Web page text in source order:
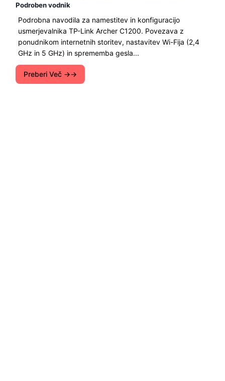
Podroben vodnik
Podrobna navodila za namestitev in konfiguracijo
usmerjevalnika TP-Link Archer C1200. Povezava z
ponudnikom internetnih storitev, nastavitev Wi-Fija (2,4
GHz in 5 GHz) in sprememba gesla...
Preberi Več →